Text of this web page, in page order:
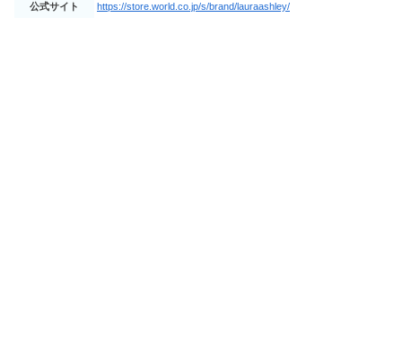
公式サイト https://store.world.co.jp/s/brand/lauraashley/